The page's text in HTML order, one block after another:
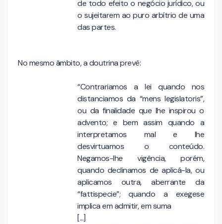
de todo efeito o negócio jurídico, ou
o sujeitarem ao puro arbítrio de uma
das partes.
No mesmo âmbito, a doutrina prevê:
“Contrariamos a lei quando nos
distanciamos da “mens legislatoris”,
ou da finalidade que lhe inspirou o
advento; e bem assim quando a
interpretamos mal e lhe
desvirtuamos o conteúdo.
Negamos-lhe vigência, porém,
quando declinamos de aplicá-la, ou
aplicamos outra, aberrante da
“fattispecie”; quando a exegese
implica em admitir, em suma
[...]